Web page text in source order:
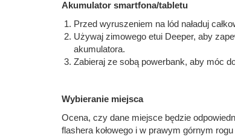
Akumulator smartfona/tabletu
Przed wyruszeniem na lód naładuj
Używaj zimowego etui Deeper, aby
akumulatora.
Zabieraj ze sobą powerbank, aby móc
Wybieranie miejsca
Ocena, czy dane miejsce będzie
flashera kołowego i w prawym górnym